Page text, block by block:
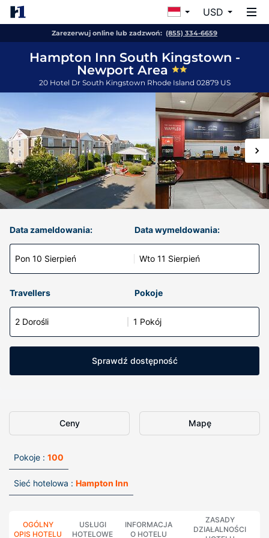
USD
Zarezerwuj online lub zadzwoń: (855) 334-6659
Hampton Inn South Kingstown -
Newport Area
20 Hotel Dr South Kingstown Rhode Island 02879 US
Data zameldowania:
Pon 10 Sierpień
Data wymeldowania:
Wto 11 Sierpień
Travellers Pokoje
2 Dorośli 1 Pokój
Sprawdź dostępność
Ceny Mapę
Pokoje : 100
Sieć hotelowa : Hampton Inn
OGÓLNY
OPIS HOTELU
USŁUGI
HOTELOWE
INFORMACJA
O HOTELU
ZASADY
DZIAŁALNOŚCI